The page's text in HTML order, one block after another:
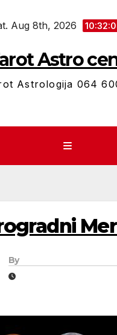
Aug 8th, 2026
Astro
Astrologija 064
By